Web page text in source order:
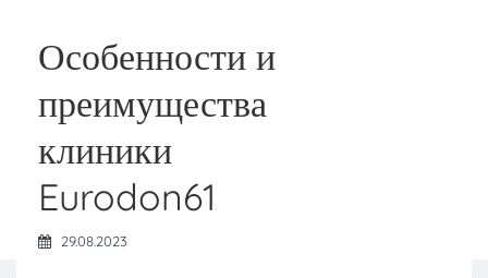
Особенности и
преимущества
клиники
Eurodon61
29.08.2023